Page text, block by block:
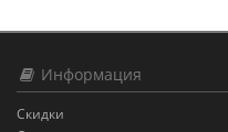
Информация
Скидки